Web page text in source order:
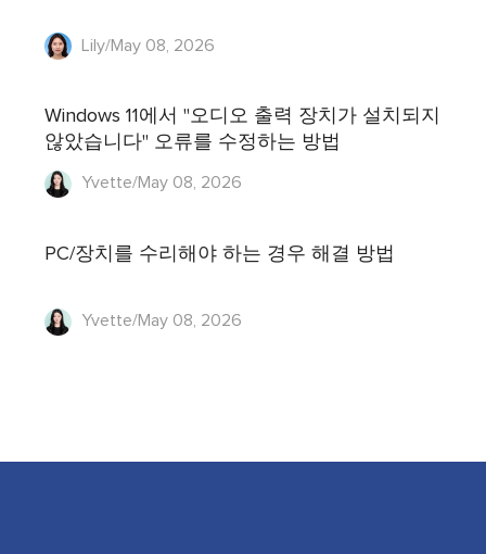
Lily/May 08, 2026
Windows 11에서 "오디오 출력 장치가 설치되지
않았습니다" 오류를 수정하는 방법
Yvette/May 08, 2026
PC/장치를 수리해야 하는 경우 해결 방법
Yvette/May 08, 2026